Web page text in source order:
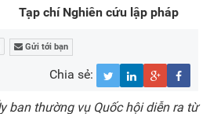
Tạp chí Nghiên cứu lập pháp
Gửi tới bạn
Chia sẻ:
ban thường vụ Quốc hội diễn ra từ